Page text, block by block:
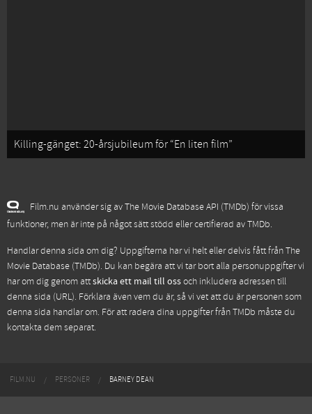
Killing-gänget: 20-årsjubileum för “En liten film”
Film.nu använder sig av The Movie Database API (TMDb) för vissa
funktioner, men är inte på något sätt stödd eller certifierad av TMDb.
Handlar denna sida om dig? Uppgifterna har vi helt eller delvis fått frånThe
Movie Database (TMDb). Du kan begära att vi tar bort alla personuppgifter vi
har om dig genom attskicka ett mail till ossoch inkludera adressen till
denna sida (URL). Förklara även vem du är, så vi vet att du är personen som
denna sida handlar om. För att radera dina uppgifter från TMDb måste du
kontakta dem separat.
FILM.NU PERSONER BARNEY DEAN